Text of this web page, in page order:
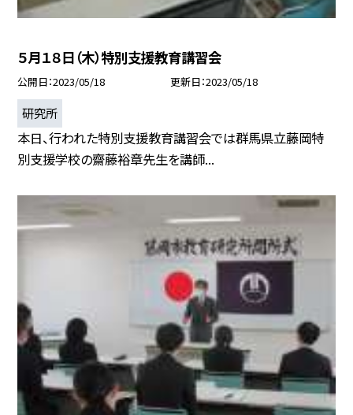
５月１８日（木）特別支援教育講習会
公開日 2023/05/18 更新日 2023/05/18
研究所
本日、行われた特別支援教育講習会では群馬県立藤岡特
別支援学校の齋藤裕章先生を講師...